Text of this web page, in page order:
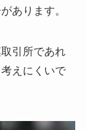
あります。
引所であれ
えにくいで